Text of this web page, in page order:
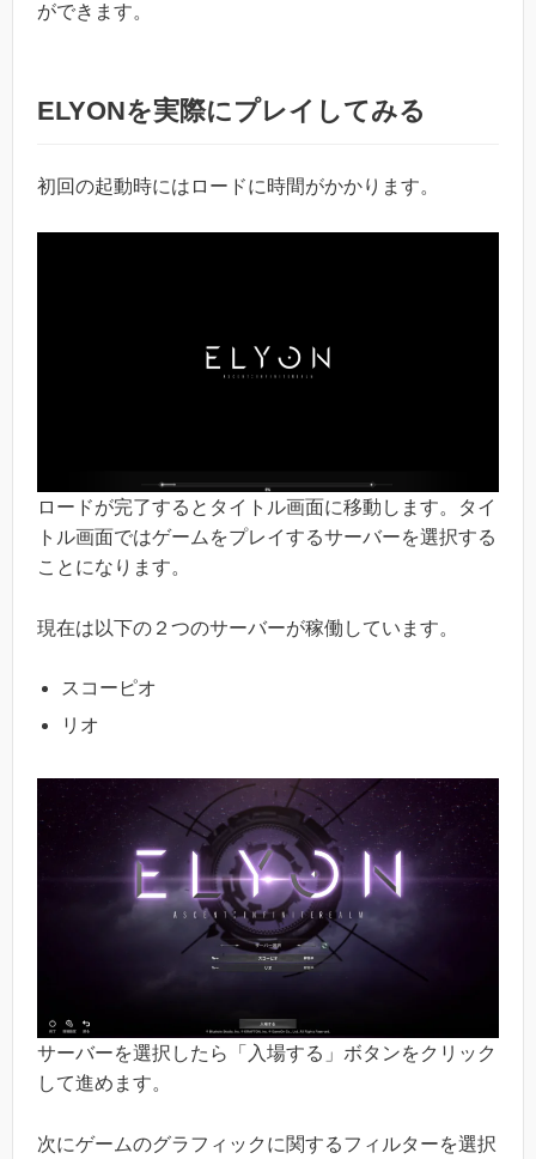
ができます。
ELYONを実際にプレイしてみる
初回の起動時にはロードに時間がかかります。
ロードが完了するとタイトル画面に移動します。タイ
トル画面ではゲームをプレイするサーバーを選択する
ことになります。
現在は以下の２つのサーバーが稼働しています。
スコーピオ
リオ
サーバーを選択したら「入場する」ボタンをクリック
して進めます。
次にゲームのグラフィックに関するフィルターを選択